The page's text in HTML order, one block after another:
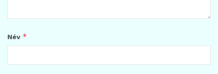
Név *